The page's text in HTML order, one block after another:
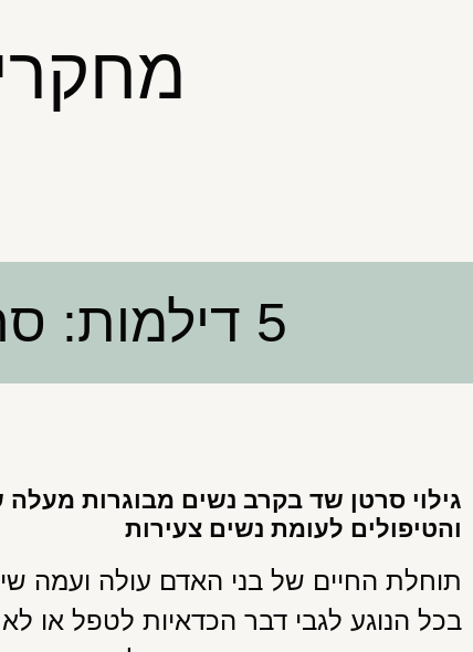
5 דילמות: סרטן שד אצל נשים מבוגרות
גילוי סרטן שד בקרב נשים מבוגרות
והטיפולים לעומת נשים צעירות
תוחלת החיים של בני האדם עולה ועמה
בכל הנוגע לגבי דבר הכדאיות לטפל או